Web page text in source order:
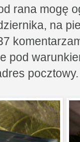
rana mogę
na
pod
pocztowy.